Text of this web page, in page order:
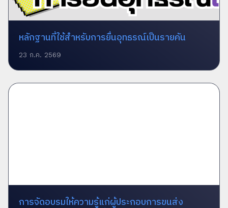
หลักฐานที่ใช้สำหรับการยื่นอุทธรณ์เป็นรายคัน
23 ก.ค. 2569
การจัดอบรมให้ความรู้แก่ผู้ประกอบการขนส่ง